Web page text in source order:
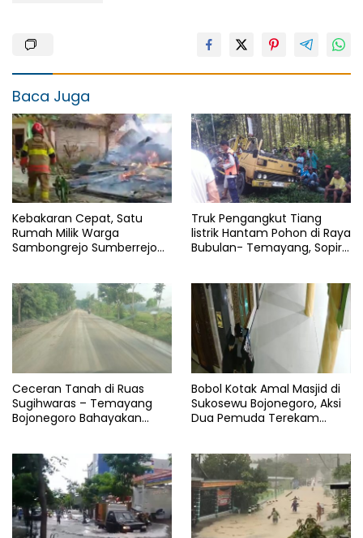
Baca Juga
Kebakaran Cepat, Satu
Rumah Milik Warga
Sambongrejo Sumberrejo
Truk Pengangkut Tiang
listrik Hantam Pohon di Raya
Bubulan- Temayang, Sopir
Ceceran Tanah di Ruas
Sugihwaras – Temayang
Bojonegoro Bahayakan
Bobol Kotak Amal Masjid di
Sukosewu Bojonegoro, Aksi
Dua Pemuda Terekam